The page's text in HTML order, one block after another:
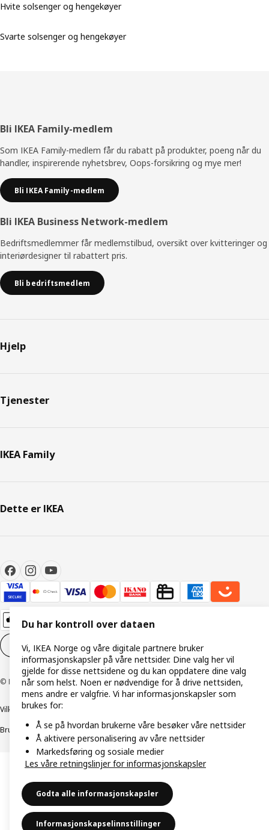
Hvite solsenger og hengekøyer
Svarte solsenger og hengekøyer
Bunntekst
Bli IKEA Family-medlem
Som IKEA Family-medlem får du rabatt på produkter, poeng når du
handler, inspirerende nyhetsbrev, Oops-forsikring og mye mer!
Bli IKEA Family-medlem
Bli IKEA Business Network-medlem
Bedriftsmedlemmer får medlemstilbud, oversikt over kvitteringer og
interiørdesigner til rabattert pris.
Bli bedriftsmedlem
Hjelp
Tjenester
IKEA Family
Dette er IKEA
Innstillinger for informasjonskapsler
© Inter IKEA Systems B.V. 1999–2026
Vilkår og betingelser
Bruk av informasjonskapsler (Cookies)Retningslinjer for ansvarlig avsløring
Du har kontroll over dataen
Vi, IKEA Norge og våre digitale partnere bruker
informasjonskapsler på våre nettsider. Dine valg her vil
gjelde for disse nettsidene og du kan oppdatere dine valg
når som helst. Noen er nødvendige for å drive nettsiden,
mens andre er valgfrie. Vi har informasjonskapsler som
brukes for:
Å se på hvordan brukerne våre besøker våre nettsider
Å aktivere personalisering av våre nettsider
Markedsføring og sosiale medier
Les våre retningslinjer for informasjonskapsler
Godta alle informasjonskapsler
Informasjonskapselinnstillinger